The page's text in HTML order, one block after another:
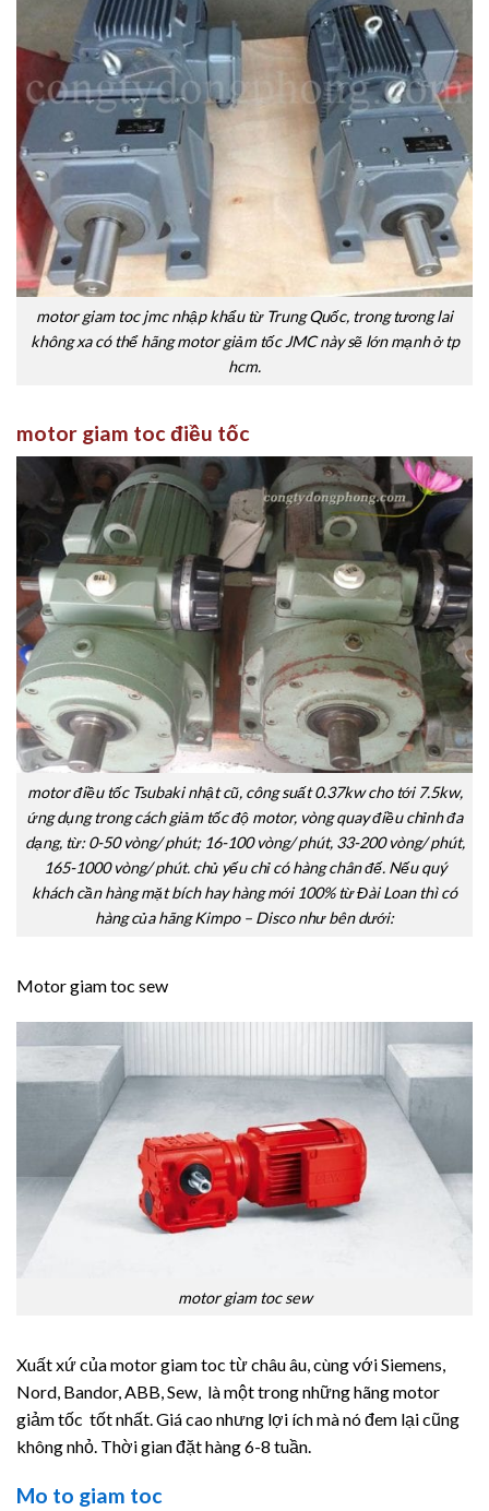
motor giam toc jmc nhập khẩu từ Trung Quốc, trong tương lai
không xa có thể hãng motor giảm tốc JMC này sẽ lớn mạnh ở tp
hcm.
motor giam toc điều tốc
motor điều tốc Tsubaki nhật cũ, công suất 0.37kw cho tới 7.5kw,
ứng dụng trong cách giảm tốc độ motor, vòng quay điều chỉnh đa
dạng, từ: 0-50 vòng/ phút; 16-100 vòng/ phút, 33-200 vòng/ phút,
165-1000 vòng/ phút. chủ yếu chỉ có hàng chân đế. Nếu quý
khách cần hàng mặt bích hay hàng mới 100% từ Đài Loan thì có
hàng của hãng Kimpo – Disco như bên dưới:
Motor giam toc sew
motor giam toc sew
Xuất xứ của motor giam toc từ châu âu, cùng với Siemens,
Nord, Bandor, ABB, Sew, là một trong những hãng motor
giảm tốc tốt nhất. Giá cao nhưng lợi ích mà nó đem lại cũng
không nhỏ. Thời gian đặt hàng 6-8 tuần.
Mo to giam toc